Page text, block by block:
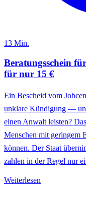
13 Min.
Beratungsschein
für nur 15 €
Ein Bescheid vom
unklare Kündigung —
einen Anwalt leisten?
Menschen mit geringem
können. Der Staat
zahlen in der Regel nur
Weiterlesen